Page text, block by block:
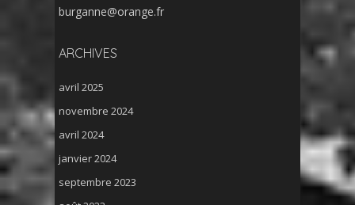
burganne@orange.fr
ARCHIVES
avril 2025
novembre 2024
avril 2024
janvier 2024
septembre 2023